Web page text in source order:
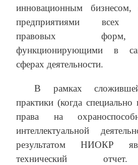
инновационным
предприятиями всех
правовых
функционирующими в
сферах деятельности.
В рамках
практики (когда специально
права на
интеллектуальной
результатом НИОКР
технический